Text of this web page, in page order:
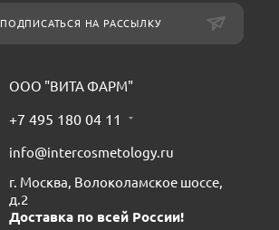
ПОДПИСАТЬСЯ НА РАССЫЛКУ
ООО "ВИТА ФАРМ"
+7 495 180 04 11
info@intercosmetology.ru
г. Москва, Волоколамское шоссе,
д.2
Доставка по всей России!